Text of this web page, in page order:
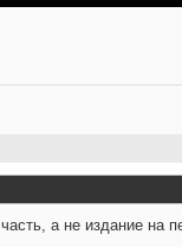
а не издание на